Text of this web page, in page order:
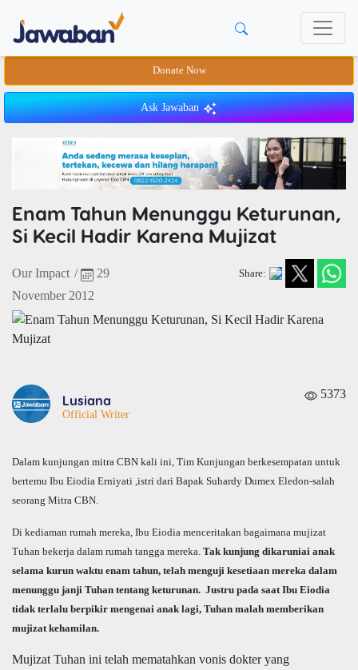
Donate Now
Ask Jawaban
Enam Tahun Menunggu Keturunan,
Si Kecil Hadir Karena Mujizat
Our Impact /
29
November 2012
Share:
Lusiana
Official Writer
5373
Dalam kunjungan mitra CBN kali ini, Tim Kunjungan berkesempatan untuk
bertemu Ibu Eiodia Erniyati ,istri dari Bapak Suhardy Dumex Eledon-salah
seorang Mitra CBN.
Di kediaman rumah mereka, Ibu Eiodia menceritakan bagaimana mujizat
Tuhan bekerja dalam rumah tangga mereka. Tak kunjung dikaruniai anak
selama kurun waktu enam tahun, telah menguji kesetiaan mereka dalam
menunggu janji Tuhan tentang keturunan. Justru pada saat Ibu Eiodia
tidak terlalu berpikir mengenai anak lagi, Tuhan malah memberikan
mujizat kehamilan.
Mujizat Tuhan ini telah mematahkan vonis dokter yang